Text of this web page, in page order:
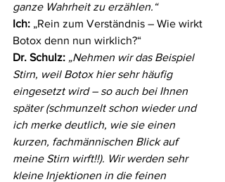
ganze Wahrheit zu erzählen.“
Ich: „Rein zum Verständnis – Wie wirkt
Botox denn nun wirklich?“
Dr. Schulz: „Nehmen wir das Beispiel
Stirn, weil Botox hier sehr häufig
eingesetzt wird – so auch bei Ihnen
später (schmunzelt schon wieder und
ich merke deutlich, wie sie einen
kurzen, fachmännischen Blick auf
meine Stirn wirft!!). Wir werden sehr
kleine Injektionen in die feinen